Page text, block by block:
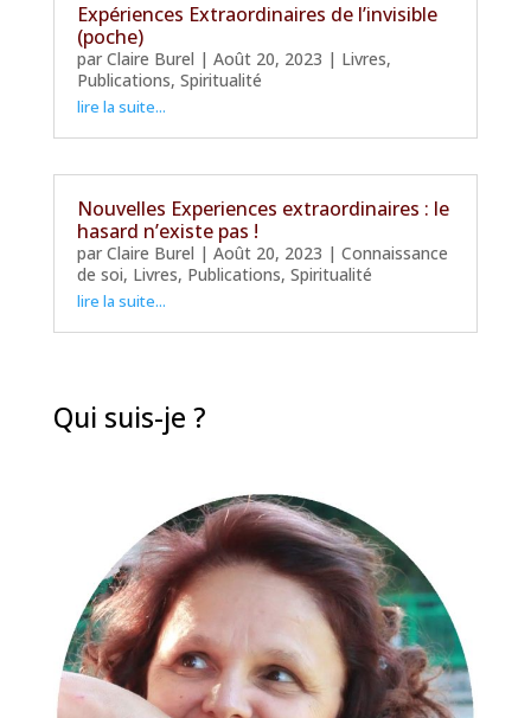
Expériences Extraordinaires de l’invisible
(poche)
par Claire Burel | Août 20, 2023 | Livres,
Publications, Spiritualité
lire la suite...
Nouvelles Experiences extraordinaires : le
hasard n’existe pas !
par Claire Burel | Août 20, 2023 | Connaissance
de soi, Livres, Publications, Spiritualité
lire la suite...
Qui suis-je ?